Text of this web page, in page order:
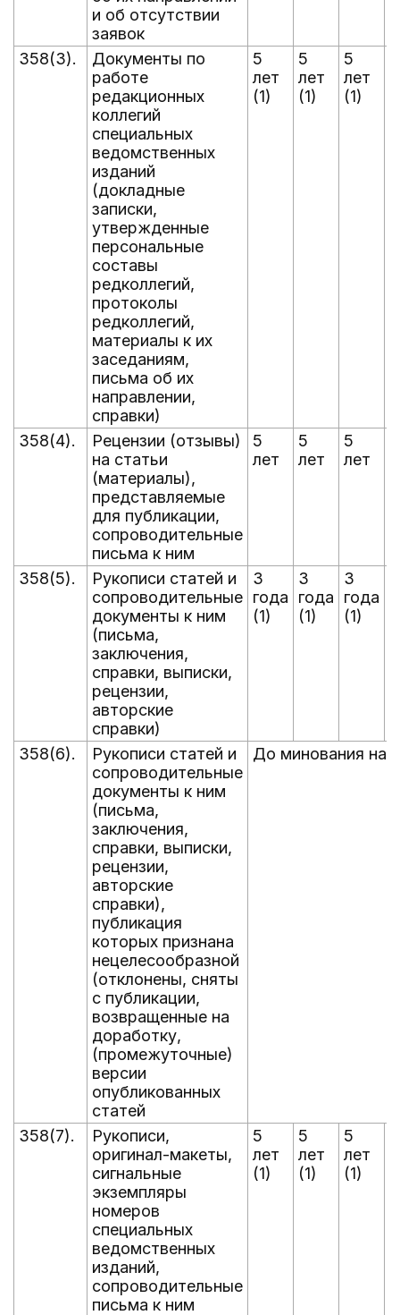
и об отсутствии
заявок
358(3).
Документы по
работе
редакционных
коллегий
специальных
ведомственных
изданий
(докладные
записки,
утвержденные
персональные
составы
редколлегий,
протоколы
редколлегий,
материалы к их
заседаниям,
письма об их
направлении,
справки)
5
лет
(1)
5
лет
(1)
5
лет
(1)
358(4).
Рецензии (отзывы)
на статьи
(материалы),
представляемые
для публикации,
сопроводительные
письма к ним
5
лет
5
лет
5
лет
358(5).
Рукописи статей и
сопроводительные
документы к ним
(письма,
заключения,
справки, выписки,
рецензии,
авторские
справки)
3
года
(1)
3
года
(1)
3
года
(1)
358(6).
Рукописи статей и
сопроводительные
документы к ним
(письма,
заключения,
справки, выписки,
рецензии,
авторские
справки),
публикация
которых признана
нецелесообразной
(отклонены, сняты
с публикации,
возвращенные на
доработку,
(промежуточные)
версии
опубликованных
статей
До минования
358(7).
Рукописи,
оригинал-макеты,
сигнальные
экземпляры
номеров
специальных
ведомственных
изданий,
сопроводительные
письма к ним
5
лет
(1)
5
лет
(1)
5
лет
(1)